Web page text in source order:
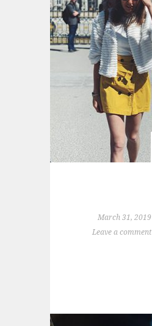
March 31, 2019
Leave a comment